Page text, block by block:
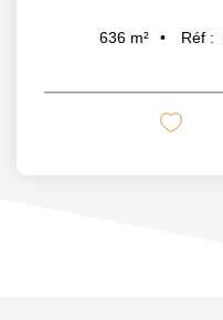
636 m² Réf :